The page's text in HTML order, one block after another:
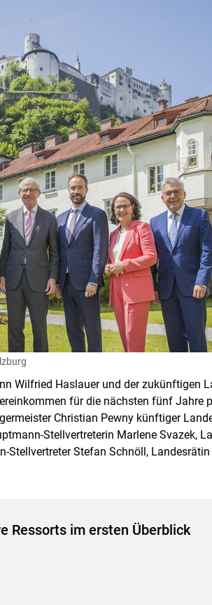
Wilfried Haslauer und der zukünftigen
für die nächsten fünf Jahre
Christian Pewny künftiger
Stellvertreterin Marlene Svazek,
Stellvertreter Stefan Schnöll,
Ressorts im ersten Überblick